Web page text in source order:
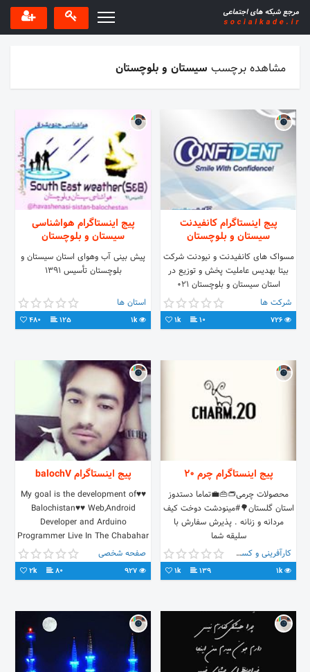
مشاهده برچسب سیستان و بلوچستان
پیج اینستاگرام کانفیدنت
سیستان و بلوچستان
مسواک های کانفیدنت و نیودنت شرکت
بیتا بهدیس عاملیت پخش و توزیع در
استان سیستان و بلوچستان 021
77559763
شرکت ها
10
1k
پیج اینستاگرام هواشناسی
سیستان و بلوچستان
پیش بینی آب وهوای استان سیستان و
بلوچستان تأسیس ۱۳۹۱
استان ها
1k
125
480
پیج اینستاگرام چرم 20
محصولات چرمی👝👜💼تماما دستدوز
استان گلستان🌳#مینودشت دوخت کیف
مردانه و زنانه . پذیرش سفارش با
سلیقه شما
کارآفرینی و کسب و کار
1k
139
1k
پیج اینستاگرام balochV
♥♥My goal is the development of
Balochistan♥♥ Web,Android
Developer and Arduino
Programmer Live In The Chabahar
Age:23 Work:Help Love Justice
Only God
صفحه شخصی
80
2k